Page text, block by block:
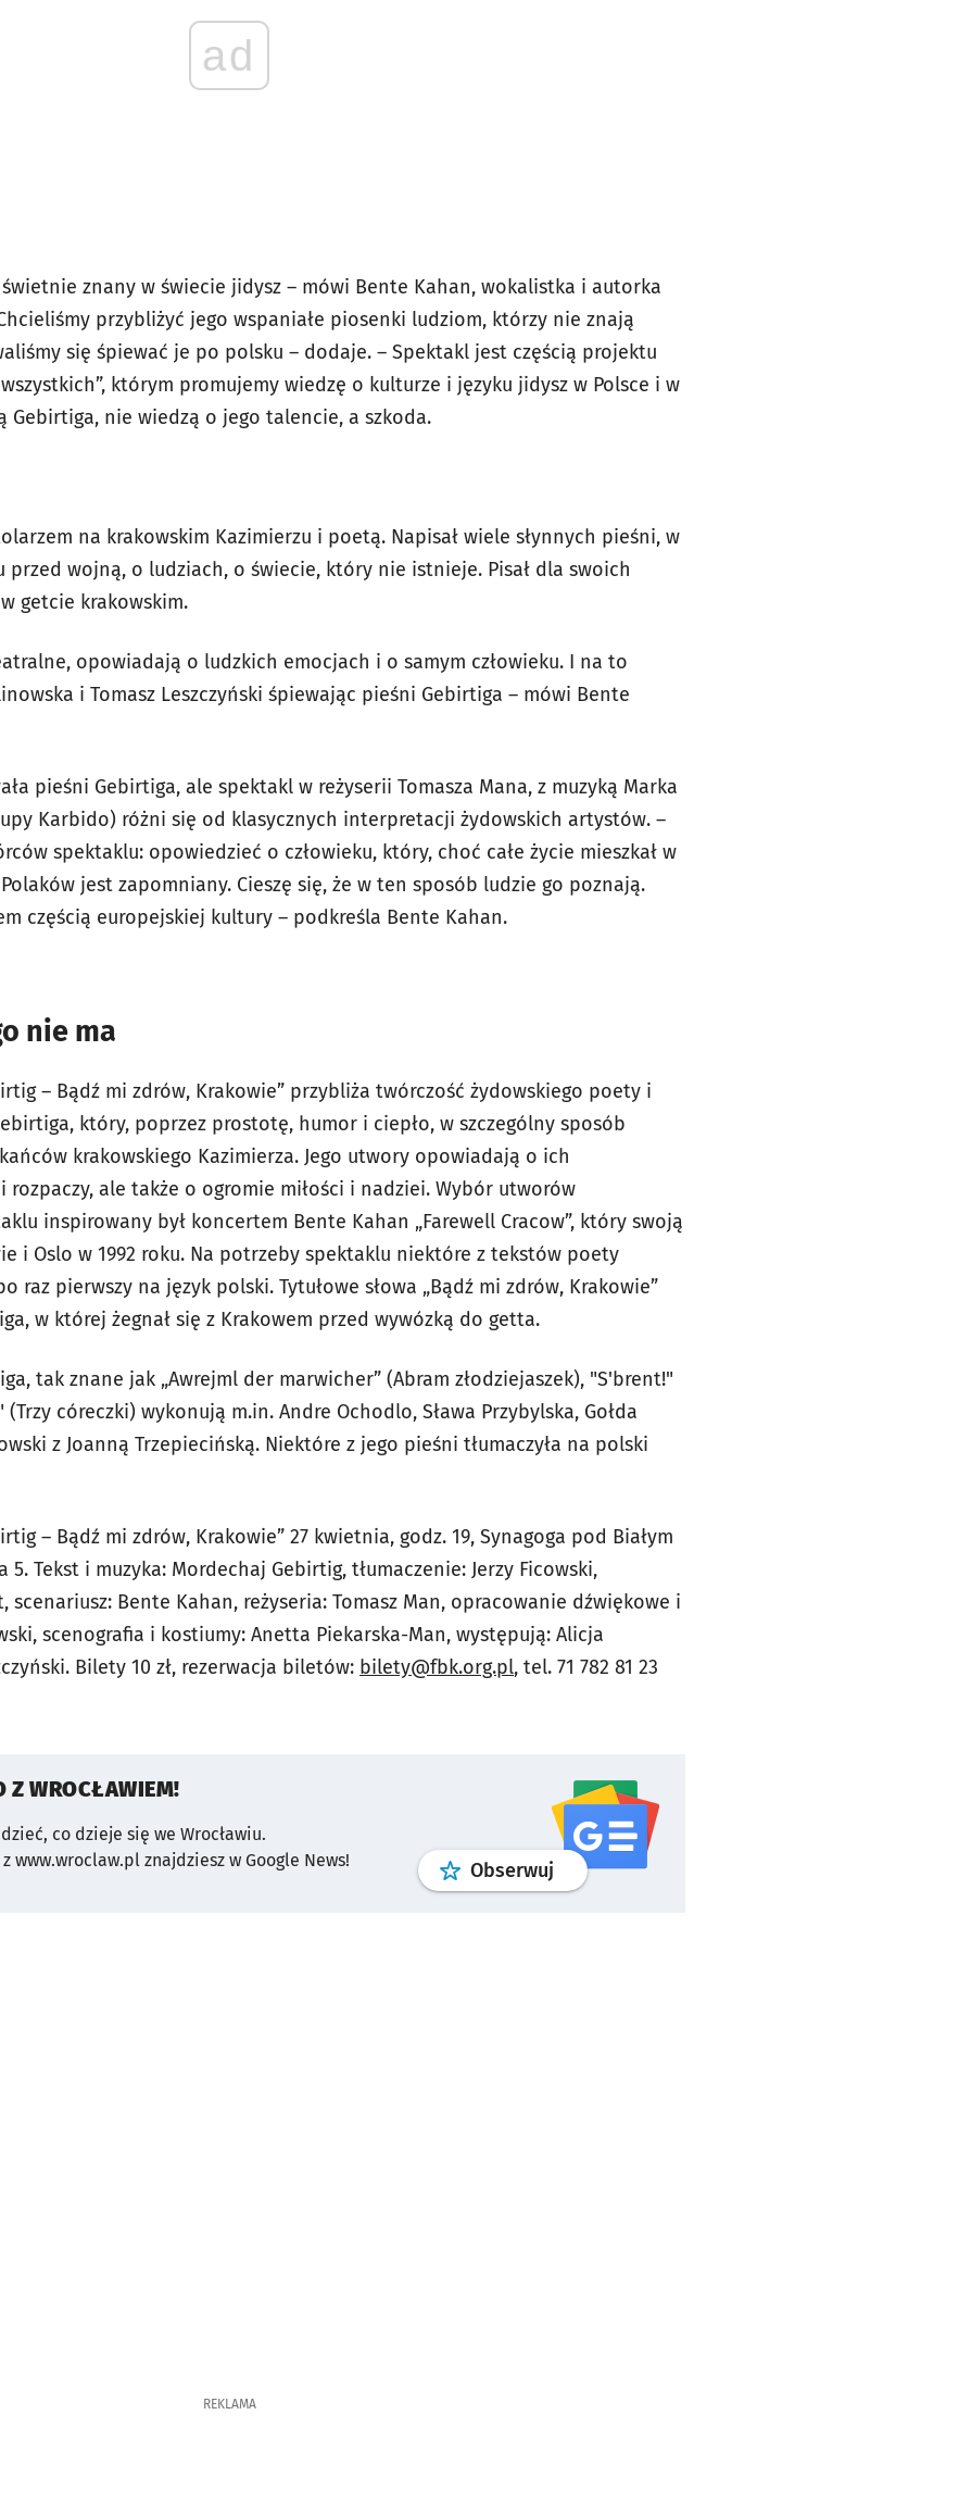
ad
znany w świecie jidysz – mówi Bente Kahan, wokalistka i autorka
przybliżyć jego wspaniałe piosenki ludziom, którzy nie znają
się śpiewać je po polsku – dodaje. – Spektakl jest częścią projektu
którym promujemy wiedzę o kulturze i języku jidysz w Polsce i w
Gebirtiga, nie wiedzą o jego talencie, a szkoda.
na krakowskim Kazimierzu i poetą. Napisał wiele słynnych pieśni, w
wojną, o ludziach, o świecie, który nie istnieje. Pisał dla swoich
getcie krakowskim.
opowiadają o ludzkich emocjach i o samym człowieku. I na to
i Tomasz Leszczyński śpiewając pieśni Gebirtiga – mówi Bente
pieśni Gebirtiga, ale spektakl w reżyserii Tomasza Mana, z muzyką Marka
Karbido) różni się od klasycznych interpretacji żydowskich artystów. –
spektaklu: opowiedzieć o człowieku, który, choć całe życie mieszkał w
jest zapomniany. Cieszę się, że w ten sposób ludzie go poznają.
częścią europejskiej kultury – podkreśla Bente Kahan.
nie ma
– Bądź mi zdrów, Krakowie” przybliża twórczość żydowskiego poety i
który, poprzez prostotę, humor i ciepło, w szczególny sposób
krakowskiego Kazimierza. Jego utwory opowiadają o ich
ale także o ogromie miłości i nadziei. Wybór utworów
inspirowany był koncertem Bente Kahan „Farewell Cracow”, który swoją
i Oslo w 1992 roku. Na potrzeby spektaklu niektóre z tekstów poety
raz pierwszy na język polski. Tytułowe słowa „Bądź mi zdrów, Krakowie”
w której żegnał się z Krakowem przed wywózką do getta.
tak znane jak „Awrejml der marwicher” (Abram złodziejaszek), "S'brent!"
córeczki) wykonują m.in. Andre Ochodlo, Sława Przybylska, Gołda
z Joanną Trzepiecińską. Niektóre z jego pieśni tłumaczyła na polski
– Bądź mi zdrów, Krakowie” 27 kwietnia, godz. 19, Synagoga pod Białym
5. Tekst i muzyka: Mordechaj Gebirtig, tłumaczenie: Jerzy Ficowski,
scenariusz: Bente Kahan, reżyseria: Tomasz Man, opracowanie dźwiękowe i
scenografia i kostiumy: Anetta Piekarska-Man, występują: Alicja
Bilety 10 zł, rezerwacja biletów: bilety@fbk.org.pl, tel. 71 782 81 23
Z WROCŁAWIEM!
co dzieje się we Wrocławiu.
www.wroclaw.pl znajdziesz w Google News!
Obserwuj profilgoogle news
REKLAMA